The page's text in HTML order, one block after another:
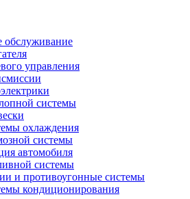
обслуживание
управления
системы
охлаждения
системы
автомобиля
системы
и противоугонные системы
кондиционирования